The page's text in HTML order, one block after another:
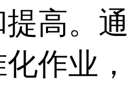
高。通
作业，